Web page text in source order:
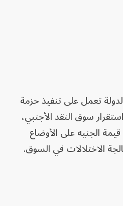
تعمل على تنفيذ حزمة
سوق النقد الأجنبي،
الجنيه على الأوضاع
الاختلالات في السوق.